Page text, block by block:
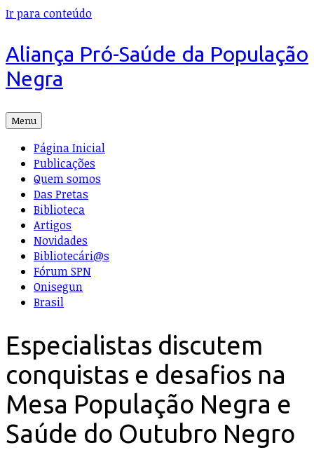
Ir para conteúdo
Aliança Pró-Saúde da População
Negra
Menu
Página Inicial
Publicações
Quem somos
Das Pretas
Biblioteca
Artigos
Novidades
Bibliotecári@s
Fórum SPN
Onisegun
Brasil
Especialistas discutem
conquistas e desafios na
Mesa População Negra e
Saúde do Outubro Negro